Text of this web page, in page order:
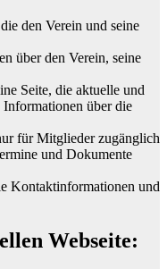
den Verein und seine
über den Verein, seine
Seite, die aktuelle und
über die
für Mitglieder zugänglich
und Dokumente
Kontaktinformationen und
Webseite: